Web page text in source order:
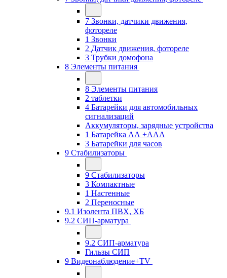
7 Звонки, датчики движения,
фотореле
1 Звонки
2 Датчик движения, фотореле
3 Трубки домофона
8 Элементы питания
8 Элементы питания
2 таблетки
4 Батарейки для автомобильных
сигнализаций
Аккумуляторы, зарядные устройства
1 Батарейка АА +ААА
3 Батарейки для часов
9 Стабилизаторы
9 Стабилизаторы
3 Компактные
1 Настенные
2 Переносные
9.1 Изолента ПВХ, ХБ
9.2 СИП-арматура
9.2 СИП-арматура
Гильзы СИП
9 Видеонаблюдение+TV